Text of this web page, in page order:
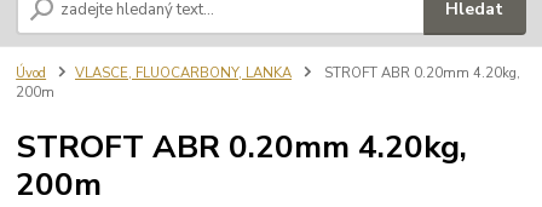
Hledat
Úvod VLASCE, FLUOCARBONY, LANKA
STROFT ABR 0.20mm 4.20kg,
200m
STROFT ABR 0.20mm 4.20kg,
200m